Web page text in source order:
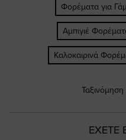
Φορέματα για
Αμπιγιέ
Καλοκαιρινά
ΕΧΕΤΕ